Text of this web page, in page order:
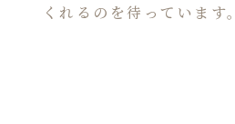
くれるのを待っています。